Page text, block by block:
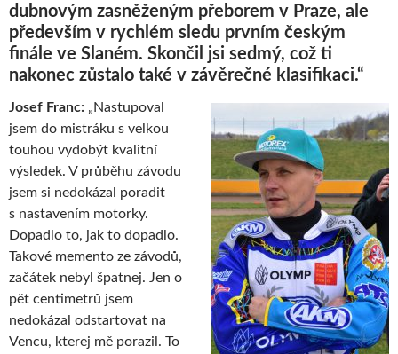
dubnovým zasněženým přeborem v Praze, ale
především v rychlém sledu prvním českým
finále ve Slaném. Skončil jsi sedmý, což ti
nakonec zůstalo také v závěrečné klasifikaci.“
Josef Franc: „Nastupoval
jsem do mistráku s velkou
touhou vydobýt kvalitní
výsledek. V průběhu závodu
jsem si nedokázal poradit
s nastavením motorky.
Dopadlo to, jak to dopadlo.
Takové memento ze závodů,
začátek nebyl špatnej. Jen o
pět centimetrů jsem
nedokázal odstartovat na
Vencu, kterej mě porazil. To